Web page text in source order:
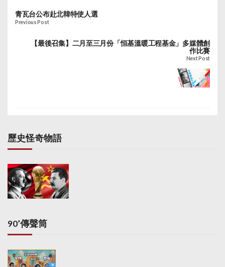
要領導已強調一國兩制
不會改變，認為有些說
家會愈來愈重視香港和
嚴格按照基本法辦事不
是空話。喬曉陽指當中
最主要內容就是一國兩
制、高度自治、港人治
港。對於俞正聲工作報
告的展望部分，沒有提
及一國兩制，他稱不要
策改變，又指記者老是
自己嚇唬自己。喬曉陽
強調有關政策不會改
變，嚴格按照基本法辦
青瓦台公布赴北韓特使人選
Previous Post
【最後召集】二月至三月份「恒基溫暖工程基金」多媒體創
作比賽
Next Post
歷史怪奇物語
90’傳聲筒